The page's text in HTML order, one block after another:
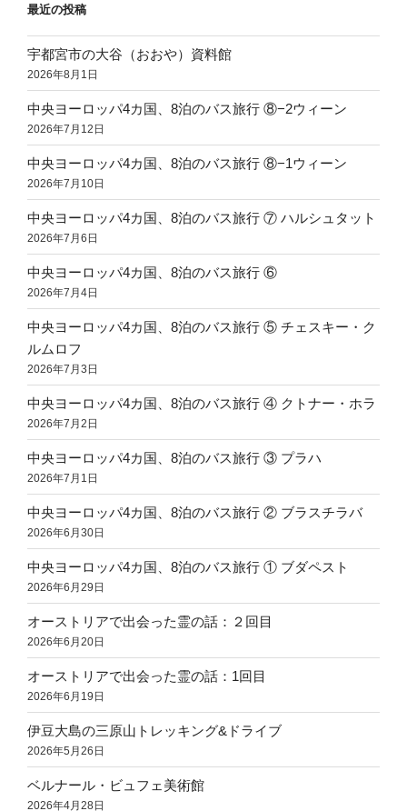
最近の投稿
宇都宮市の大谷（おおや）資料館
2026年8月1日
中央ヨーロッパ4カ国、8泊のバス旅行 ⑧−2ウィーン
2026年7月12日
中央ヨーロッパ4カ国、8泊のバス旅行 ⑧−1ウィーン
2026年7月10日
中央ヨーロッパ4カ国、8泊のバス旅行 ⑦ ハルシュタット
2026年7月6日
中央ヨーロッパ4カ国、8泊のバス旅行 ⑥
2026年7月4日
中央ヨーロッパ4カ国、8泊のバス旅行 ⑤ チェスキー・ク
ルムロフ
2026年7月3日
中央ヨーロッパ4カ国、8泊のバス旅行 ④ クトナー・ホラ
2026年7月2日
中央ヨーロッパ4カ国、8泊のバス旅行 ③ プラハ
2026年7月1日
中央ヨーロッパ4カ国、8泊のバス旅行 ② ブラスチラバ
2026年6月30日
中央ヨーロッパ4カ国、8泊のバス旅行 ① ブダペスト
2026年6月29日
オーストリアで出会った霊の話：２回目
2026年6月20日
オーストリアで出会った霊の話：1回目
2026年6月19日
伊豆大島の三原山トレッキング&ドライブ
2026年5月26日
ベルナール・ビュフェ美術館
2026年4月28日